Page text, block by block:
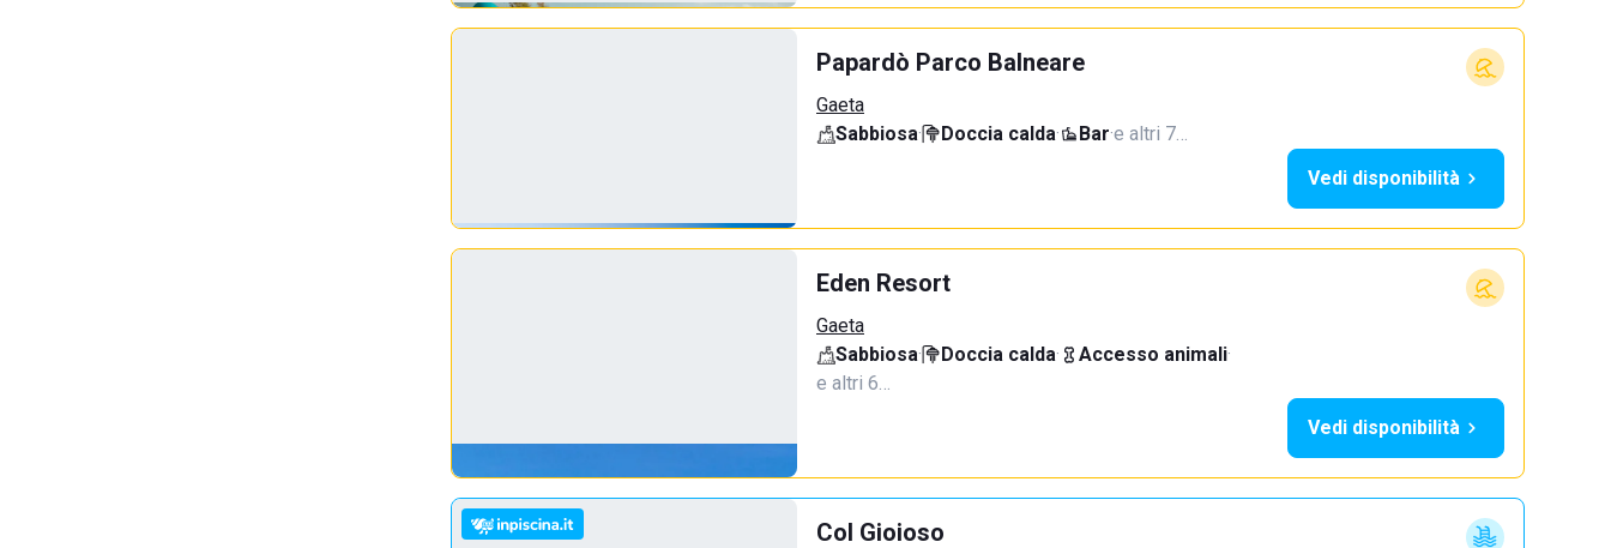
Papardò Parco Balneare
Gaeta
Sabbiosa· Doccia calda· Bar·e altri 7…
Vedi disponibilità
Eden Resort
Gaeta
Sabbiosa· Doccia calda· Accesso animali·
e altri 6…
Vedi disponibilità
Col Gioioso